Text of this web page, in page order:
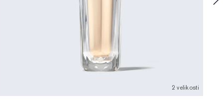
2 velikosti